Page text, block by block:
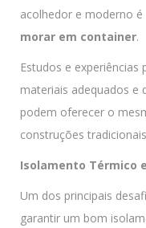
acolhedor e moderno
morar em container.
Estudos e
materiais adequados e
podem oferecer o
construções
Isolamento Térmico
Um dos principais
garantir um bom